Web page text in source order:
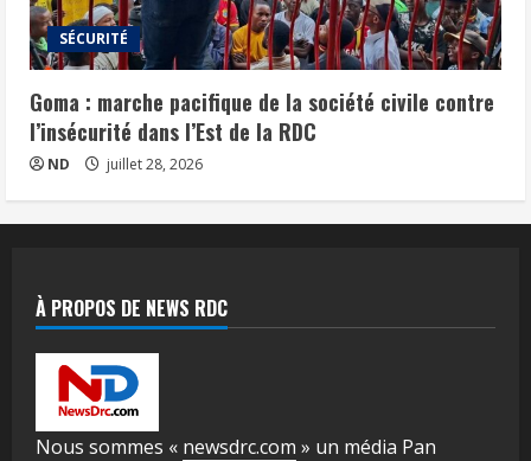
SÉCURITÉ
Goma : marche pacifique de la société civile contre
l’insécurité dans l’Est de la RDC
ND juillet 28, 2026
À PROPOS DE NEWS RDC
Nous sommes « newsdrc.com » un média Pan